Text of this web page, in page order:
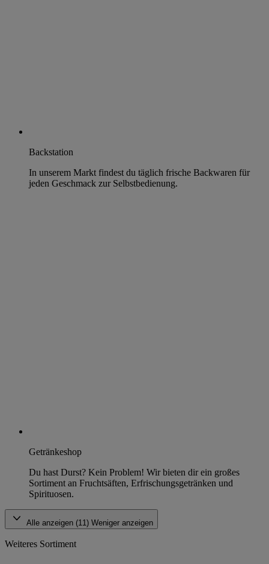
Backstation
In unserem Markt findest du täglich frische Backwaren für
jeden Geschmack zur Selbstbedienung.
Getränkeshop
Du hast Durst? Kein Problem! Wir bieten dir ein großes
Sortiment an Fruchtsäften, Erfrischungsgetränken und
Spirituosen.
Alle anzeigen (11) Weniger anzeigen
Weiteres Sortiment